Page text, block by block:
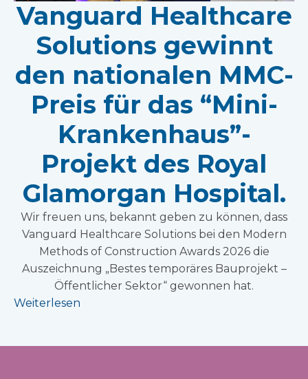
Vanguard Healthcare
Solutions gewinnt
den nationalen MMC-
Preis für das “Mini-
Krankenhaus”-
Projekt des Royal
Glamorgan Hospital.
Wir freuen uns, bekannt geben zu können, dass
Vanguard Healthcare Solutions bei den Modern
Methods of Construction Awards 2026 die
Auszeichnung „Bestes temporäres Bauprojekt –
Öffentlicher Sektor“ gewonnen hat.
Weiterlesen